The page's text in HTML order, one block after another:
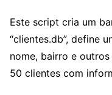
Este script cria um
“clientes.db”, define
nome, bairro e
50 clientes com